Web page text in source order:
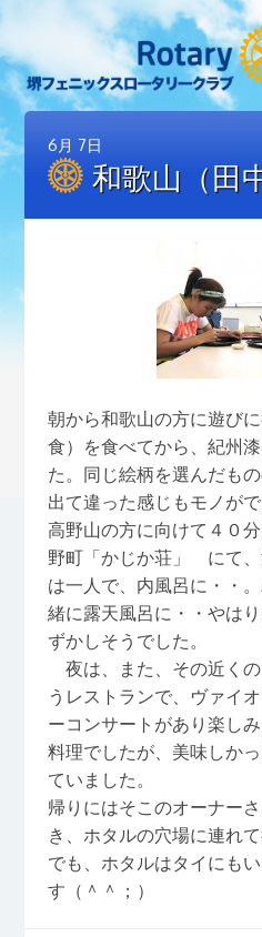
6月 7日
和歌山（田
朝から和歌山の方に遊び
食）を食べてから、紀州
た。同じ絵柄を選んだも
出て違った感じもモノが
高野山の方に向けて４０
野町「かじか荘」 にて
は一人で、内風呂に・・
緒に露天風呂に・・やは
ずかしそうでした。
夜は、また、その近く
うレストランで、ヴァイ
ーコンサートがあり楽し
料理でしたが、美味しか
ていました。
帰りにはそこのオーナー
き、ホタルの穴場に連れ
でも、ホタルはタイにも
す（＾＾；）